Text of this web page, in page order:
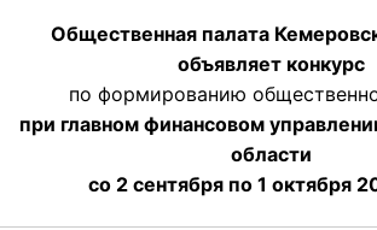
Общественная палата
объявляет конкурс
по формированию
при главном финансовом
области
со 2 сентября по 1 октября